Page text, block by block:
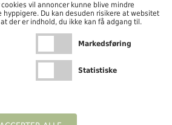
vil annoncer kunne blive mindre
Du kan desuden risikere at websitet
der er indhold, du ikke kan få adgang til.
Markedsføring
Statistiske